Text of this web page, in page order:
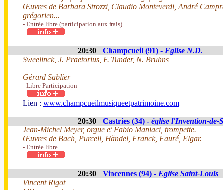
Œuvres de Barbara Strozzi, Claudio Monteverdi, André
grégorien...
- Entrée libre (participation aux frais)
20:30 Champcueil (91) - Eglise N.D.
Sweelinck, J. Praetorius, F. Tunder, N. Bruhns
Gérard Sablier
- Libre Participation
Lien : www.champcueilmusiqueetpatrimoine.com
20:30 Castries (34) - église l'Invention-de-
Jean-Michel Meyer, orgue et Fabio Maniaci, trompette.
Œuvres de Bach, Purcell, Händel, Franck, Fauré, Elgar.
- Entrée libre.
20:30 Vincennes (94) - Eglise Saint-Louis
Vincent Rigot